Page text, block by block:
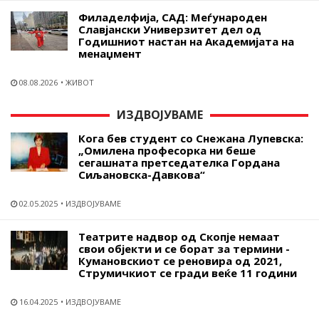
Филаделфија, САД: Меѓународен
Славјански Универзитет дел од
Годишниот настан на Академијата на
менаџмент
08.08.2026 ЖИВОТ
ИЗДВОЈУВАМЕ
Кога бев студент со Снежана Лупевска:
„Омилена професорка ни беше
сегашната претседателка Гордана
Сиљановска-Давкова“
02.05.2025 ИЗДВОЈУВАМЕ
Театрите надвор од Скопје немаат
свои објекти и се борат за термини -
Кумановскиот се реновира од 2021,
Струмичкиот се гради веќе 11 години
16.04.2025 ИЗДВОЈУВАМЕ